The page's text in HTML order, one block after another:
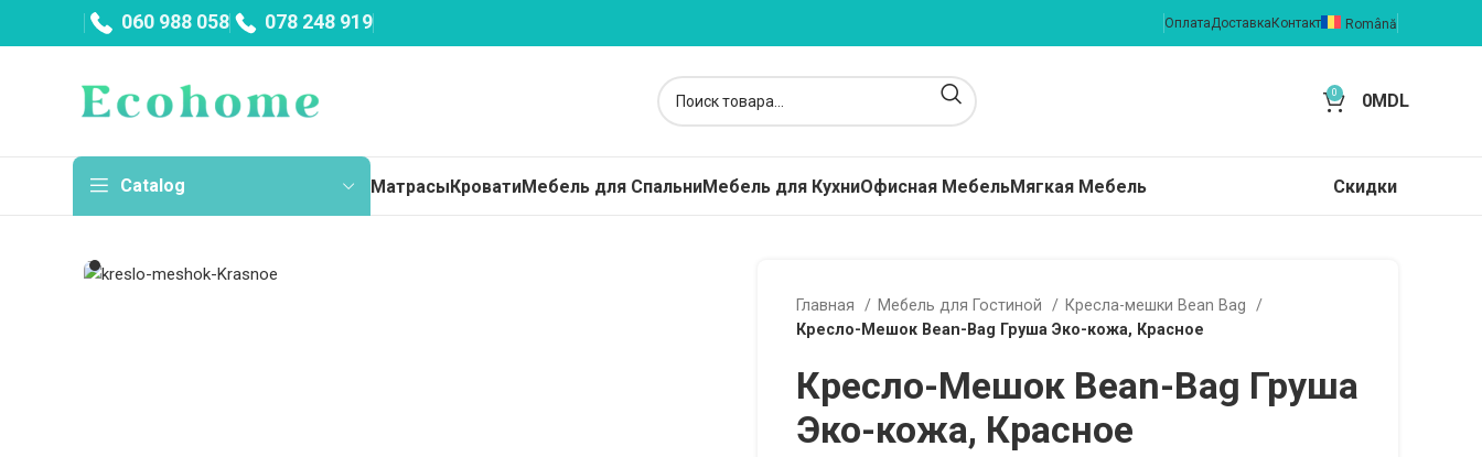
060 988 058 078 248 919 ОплатаДоставка Контакт Română
0 0MDL
Catalog МатрасыКроватиМебель для СпальниМебель для КухниОфисная МебельМягкая Мебель Скидки
Главная Мебель для Гостиной
Кресла-мешки Bean Bag
Кресло-Мешок Bean-Bag Груша Эко-кожа, Красное
Кресло-Мешок Bean-Bag Груша
Эко-кожа, Красное